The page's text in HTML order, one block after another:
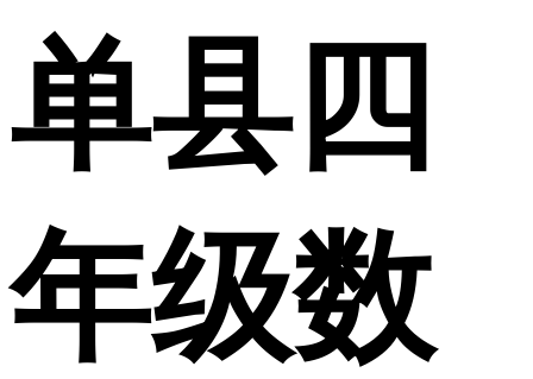
单县四
年级数